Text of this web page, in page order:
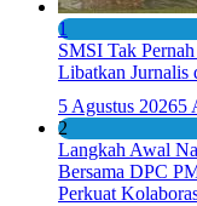
1
SMSI Tak
Libatkan Jurnalis
5 Agustus 20265
2
Langkah Awal
Bersama DPC
Perkuat